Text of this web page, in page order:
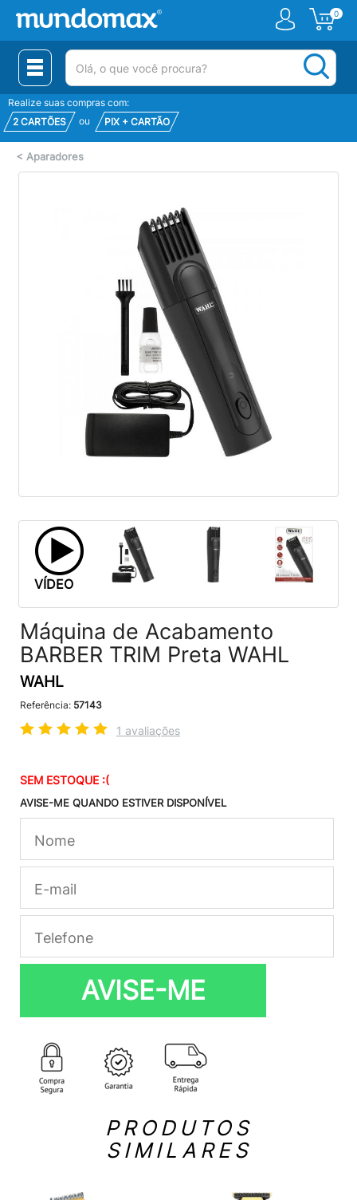
0
(pesquisar)
Realize suas compras com:
2 CARTÕES
ou PIX + CARTÃO
< Aparadores
VÍDEO
Máquina de Acabamento
BARBER TRIM Preta WAHL
WAHL
Referência: 57143
1 avaliações
SEM ESTOQUE :(
AVISE-ME QUANDO ESTIVER DISPONÍVEL
AVISE-ME
PRODUTOS
SIMILARES